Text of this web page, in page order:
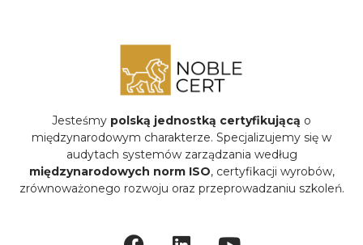
Jesteśmy polską jednostką certyfikującą o
międzynarodowym charakterze. Specjalizujemy się w
audytach systemów zarządzania według
międzynarodowych norm ISO, certyfikacji wyrobów,
zrównoważonego rozwoju oraz przeprowadzaniu szkoleń.